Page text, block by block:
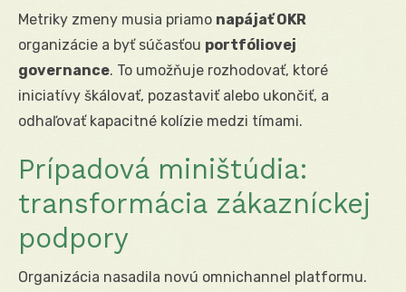
Metriky zmeny musia priamo napájať OKR
organizácie a byť súčasťou portfóliovej
governance. To umožňuje rozhodovať, ktoré
iniciatívy škálovať, pozastaviť alebo ukončiť, a
odhaľovať kapacitné kolízie medzi tímami.
Prípadová miništúdia:
transformácia zákazníckej
podpory
Organizácia nasadila novú omnichannel platformu.